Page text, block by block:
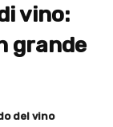
vino:
grande
del vino